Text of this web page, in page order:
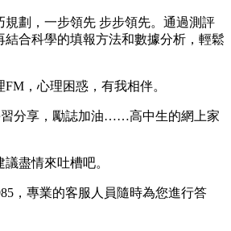
劃，一步領先 步步領先。通過測評
結合科學的填報方法和數據分析，輕鬆
，心理困惑，有我相伴。
分享，勵誌加油……高中生的網上家
盡情來吐槽吧。
， 專業的客服人員隨時為您進行答